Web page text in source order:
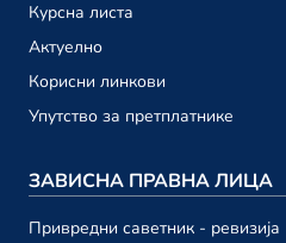
октобар 2023.
Привредни саветник ТВ 194
23. октобар
23. октобар
Привредни саветник ТВ 192
Курсна листа
Актуелно
Корисни линкови
Упутство за претплатнике
ЗАВИСНА ПРАВНА ЛИЦА
Привредни саветник - ревизија